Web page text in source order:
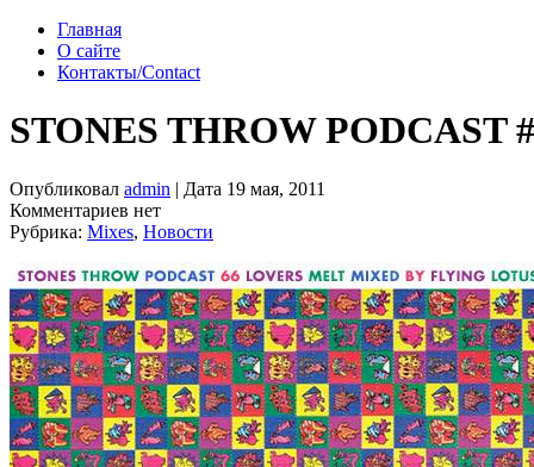
Главная
О сайте
Контакты/Contact
STONES THROW PODCAST
Опубликовал admin | Дата 19 мая, 2011
Комментариев нет
Рубрика: Mixes, Новости